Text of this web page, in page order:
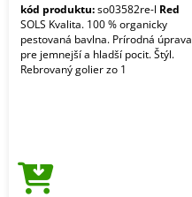
kód produktu:so03582re-l Red
SOLS Kvalita. 100 % organicky
pestovaná bavlna. Prírodná úprava
pre jemnejší a hladší pocit. Štýl.
Rebrovaný golier zo 1